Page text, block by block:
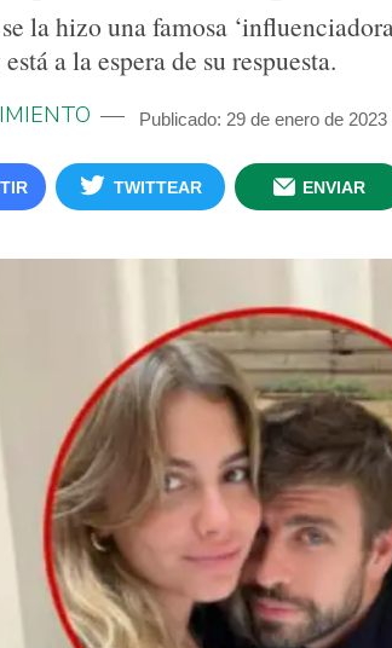
la hizo una famosa
a la espera de su respuesta.
Publicado: 29 de enero de
TWITTEAR ENVIAR